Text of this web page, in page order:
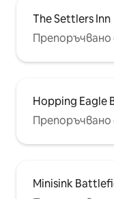
The Settlers Inn
Hopping Eagle
Minisink